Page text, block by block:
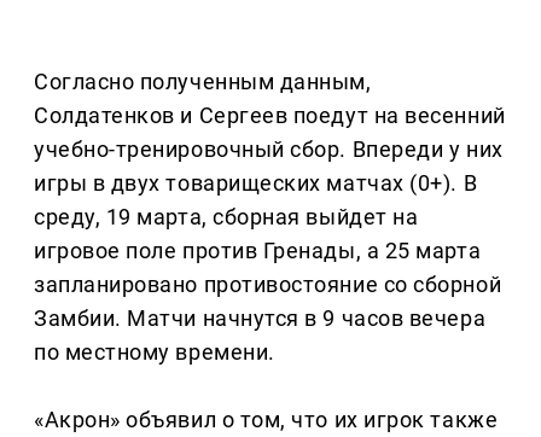
Согласно полученным данным,
Солдатенков и Сергеев поедут на весенний
учебно-тренировочный сбор. Впереди у них
игры в двух товарищеских матчах (0+). В
среду, 19 марта, сборная выйдет на
игровое поле против Гренады, а 25 марта
запланировано противостояние со сборной
Замбии. Матчи начнутся в 9 часов вечера
по местному времени.
«Акрон» объявил о том, что их игрок также